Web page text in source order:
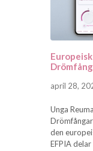
april 28,
Unga
den
EFPIA